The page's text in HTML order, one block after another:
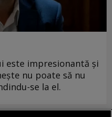
este impresionantă și
nu poate să nu
se la el.